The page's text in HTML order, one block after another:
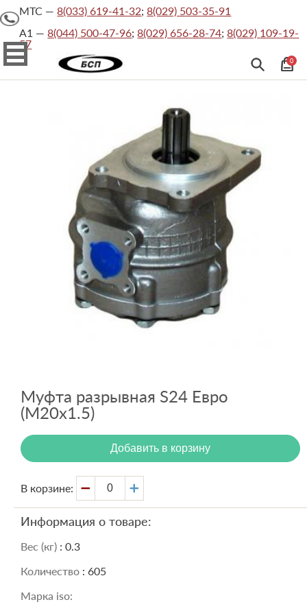
МТС —8(033) 619-41-32;8(029) 503-35-91
А1 —8(044) 500-47-96;8(029) 656-28-74;8(029) 109-19-
57
0
На
компании
Официальные
документы
Сертификаты
Контакты
Муфта разрывная S24 Евро
(М20x1.5)
Добавить в корзину
В корзине:
Информация о товаре:
Вес (кг) : 0.3
Количество : 605
Марка iso: